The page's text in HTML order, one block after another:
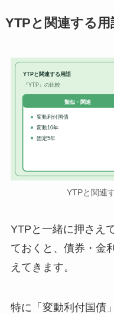
YTPと関連する用
YTPと関連する用語
『YTP』の比較
類似・関連
変動利付国債
変動10年
固定5年
YTPと関連
YTPと一緒に押さえ
ておくと、債券・金
えてきます。
特に「変動利付国債